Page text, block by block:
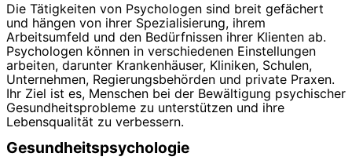
Die Tätigkeiten von Psychologen sind breit gefächert
und hängen von ihrer Spezialisierung, ihrem
Arbeitsumfeld und den Bedürfnissen ihrer Klienten ab.
Psychologen können in verschiedenen Einstellungen
arbeiten, darunter Krankenhäuser, Kliniken, Schulen,
Unternehmen, Regierungsbehörden und private Praxen.
Ihr Ziel ist es, Menschen bei der Bewältigung psychischer
Gesundheitsprobleme zu unterstützen und ihre
Lebensqualität zu verbessern.
Gesundheitspsychologie